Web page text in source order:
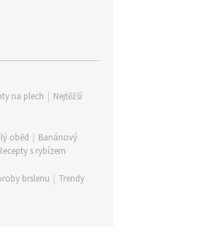
na plech | Nejtěžší
oběd | Banánový
s rybízem
brslenu | Trendy